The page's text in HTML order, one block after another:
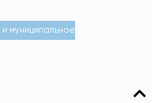
муниципальное